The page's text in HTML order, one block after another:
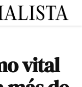
vital